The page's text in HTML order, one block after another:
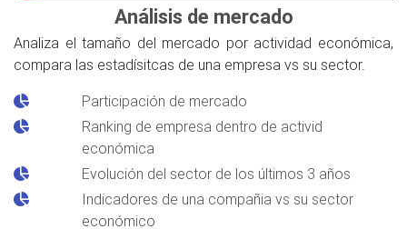
Análisis de mercado
Analiza el tamaño del mercado por actividad económica,
compara las estadísitcas de una empresa vs su sector.
Participación de mercado
Ranking de empresa dentro de activid
económica
Evolución del sector de los últimos 3 años
Indicadores de una compañia vs su sector
económico